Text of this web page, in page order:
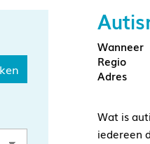
Wat is
iedereen